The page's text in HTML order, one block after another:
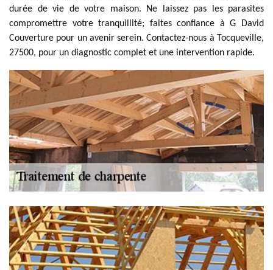
durée de vie de votre maison. Ne laissez pas les parasites
compromettre votre tranquillité; faites confiance à G David
Couverture pour un avenir serein. Contactez-nous à Tocqueville,
27500, pour un diagnostic complet et une intervention rapide.